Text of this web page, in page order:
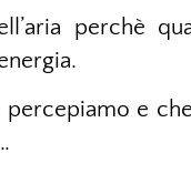
perchè
e